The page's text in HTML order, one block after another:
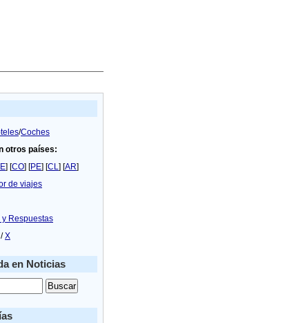
/Coches
otros países:
] [CO] [PE] [CL] [AR]
de viajes
y Respuestas
/X
en Noticias